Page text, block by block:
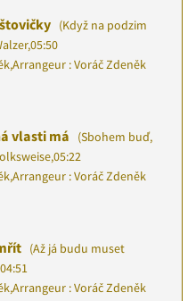
(Když na podzim
,05:50
,Arrangeur : Voráč Zdeněk
vlasti má
(Sbohem buď,
,05:22
,Arrangeur : Voráč Zdeněk
(Až já budu muset
04:51
,Arrangeur : Voráč Zdeněk